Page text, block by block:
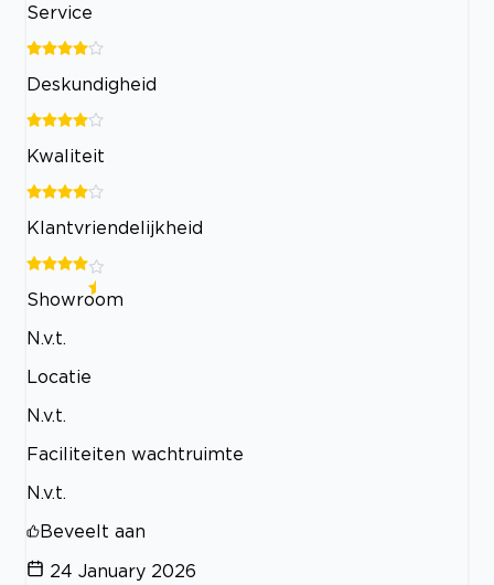
Service
Deskundigheid
Kwaliteit
Klantvriendelijkheid
Showroom
N.v.t.
Locatie
N.v.t.
Faciliteiten wachtruimte
N.v.t.
Beveelt aan
24 January 2026